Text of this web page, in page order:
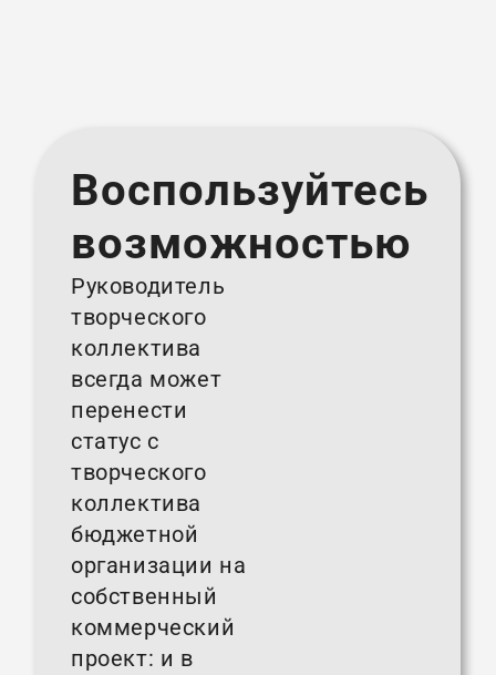
Воспользуйтесь
возможностью
Руководитель
творческого
коллектива
всегда может
перенести
статус с
творческого
коллектива
бюджетной
организации на
собственный
коммерческий
проект: и в